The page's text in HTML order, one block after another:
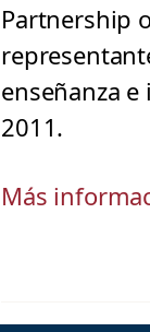
Partnership
enseñanza
2011.
Más